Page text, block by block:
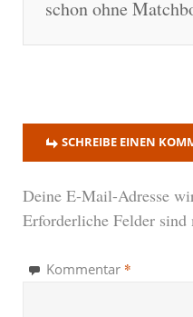
schon ohne
SCHREIBE EINEN
Deine E-Mail-Adresse
Erforderliche Felder sind
Kommentar *